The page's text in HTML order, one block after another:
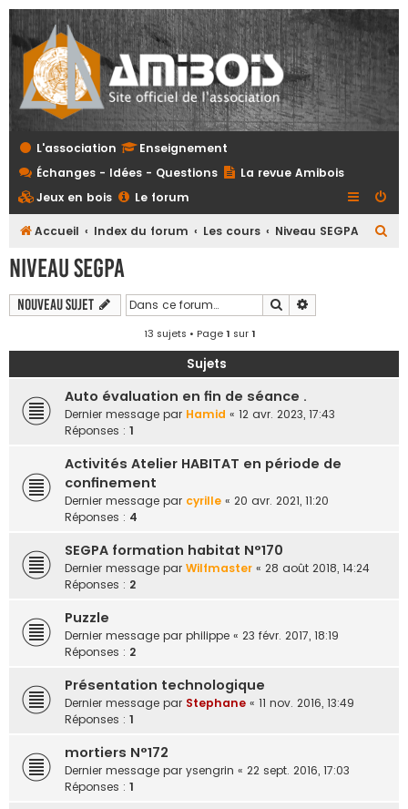
L'association
Enseignement
Échanges - Idées - Questions
La revue Amibois
Jeux en bois
Le forum
Accueil Index du forum Les cours Niveau SEGPA
r
Niveau SEGPA
Nouveau sujet Rechercher
13 sujets • Page1 sur1
Sujets
Auto évaluation en fin de séance .
Dernier message par Hamid « 12 avr. 2023, 17:43
Réponses : 1
Activités Atelier HABITAT en période de
confinement
Dernier message par cyrille « 20 avr. 2021, 11:20
Réponses : 4
SEGPA formation habitat N°170
Dernier message par Wilfmaster « 28 août 2018, 14:24
Réponses : 2
Puzzle
Dernier message par philippe « 23 févr. 2017, 18:19
Réponses : 2
Présentation technologique
Dernier message par Stephane « 11 nov. 2016, 13:49
Réponses : 1
mortiers N°172
Dernier message par ysengrin « 22 sept. 2016, 17:03
Réponses : 1